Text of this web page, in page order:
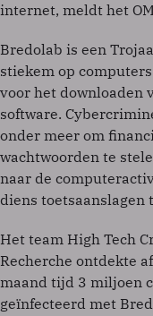
internet, meldt het
Bredolab is een
stiekem op
voor het downloaden
software.
onder meer om
wachtwoorden te
naar de
diens toetsaanslagen
Het team High Tech
Recherche ontdekte
maand tijd 3 miljoen
geïnfecteerd met